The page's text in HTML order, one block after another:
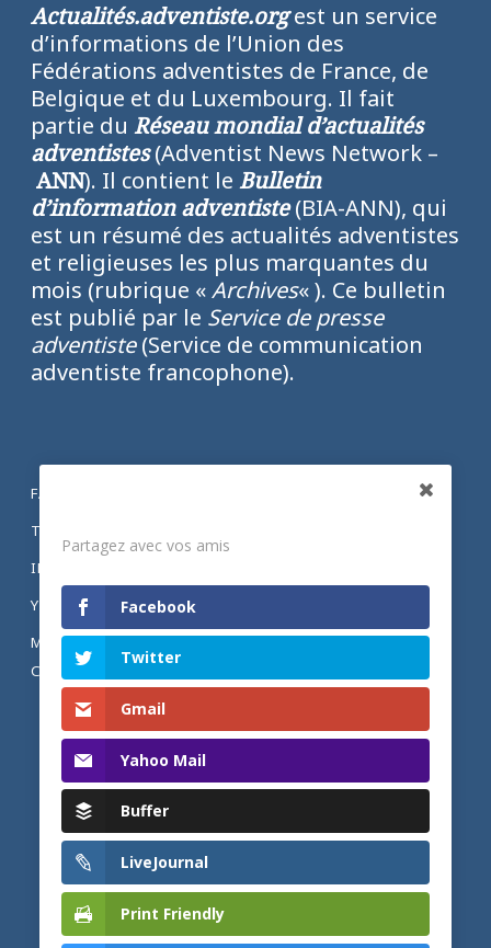
Actualités.adventiste.orgest un service
d’informations de l’Union des
Fédérations adventistes de France, de
Belgique et du Luxembourg. Il fait
partie du Réseau mondial d’actualités
adventistes(Adventist News Network –
ANN). Il contient le Bulletin
d’information adventiste(BIA-ANN), qui
est un résumé des actualités adventistes
et religieuses les plus marquantes du
mois (rubrique «Archives« ). Ce bulletin
est publié par le Service de presse
adventiste(Service de communication
adventiste francophone).
FACEBOOK
TWITTER
INSTAGRAM
YOUTUBE
MENTIONS LÉGALES ET POLITIQUE DE
CONFIDENTIALITÉ
Partagez avec vos amis
Facebook
Twitter
Gmail
Yahoo Mail
Buffer
LiveJournal
Print Friendly